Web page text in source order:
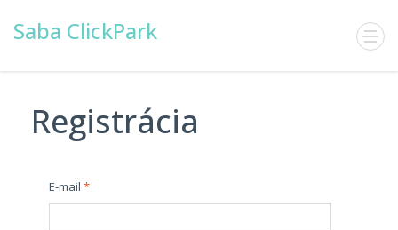
Saba ClickPark
Registrácia
E-mail